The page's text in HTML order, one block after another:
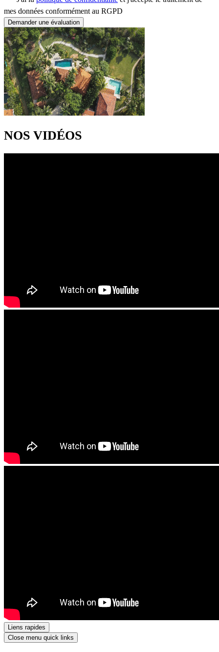
mes données conformément au RGPD
Demander une évaluation
NOS VIDÉOS
Liens rapides
Close menu quick links